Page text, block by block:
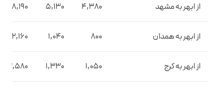
از ابهر به مشهد 4,380
5,130
8,190
از ابهر به همدان 800
1,040
2,160
از ابهر به کرج 1,050
1,330
2,580